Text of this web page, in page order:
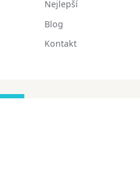
Nejlepší
Blog
Kontakt